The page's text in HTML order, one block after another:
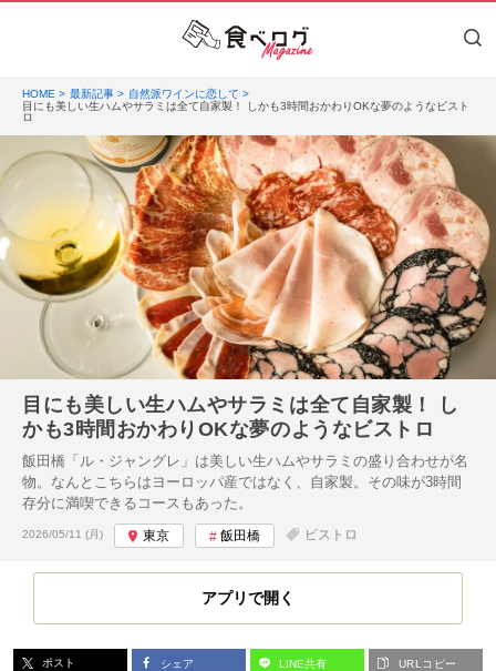
HOME 最新記事
自然派ワインに恋して
目にも美しい生ハムやサラミは全て自家製！ しかも3時間おかわりOKな夢のようなビスト
ロ
目にも美しい生ハムやサラミは全て自家製！ し
かも3時間おかわりOKな夢のようなビストロ
飯田橋「ル・ジャングレ」は美しい生ハムやサラミの盛り合わせが名
物。なんとこちらはヨーロッパ産ではなく、自家製。その味が3時間
存分に満喫できるコースもあった。
投稿日:
2026/05/11 (月) 東京 飯田橋 ビストロ
アプリで開く
ポスト シェア LINE共有 URLコピー